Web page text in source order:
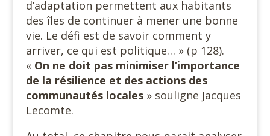
d’adaptation permettent aux habitants
des îles de continuer à mener une bonne
vie. Le défi est de savoir comment y
arriver, ce qui est politique… » (p 128).
« On ne doit pas minimiser l’importance
de la résilience et des actions des
communautés locales» souligne Jacques
Lecomte.